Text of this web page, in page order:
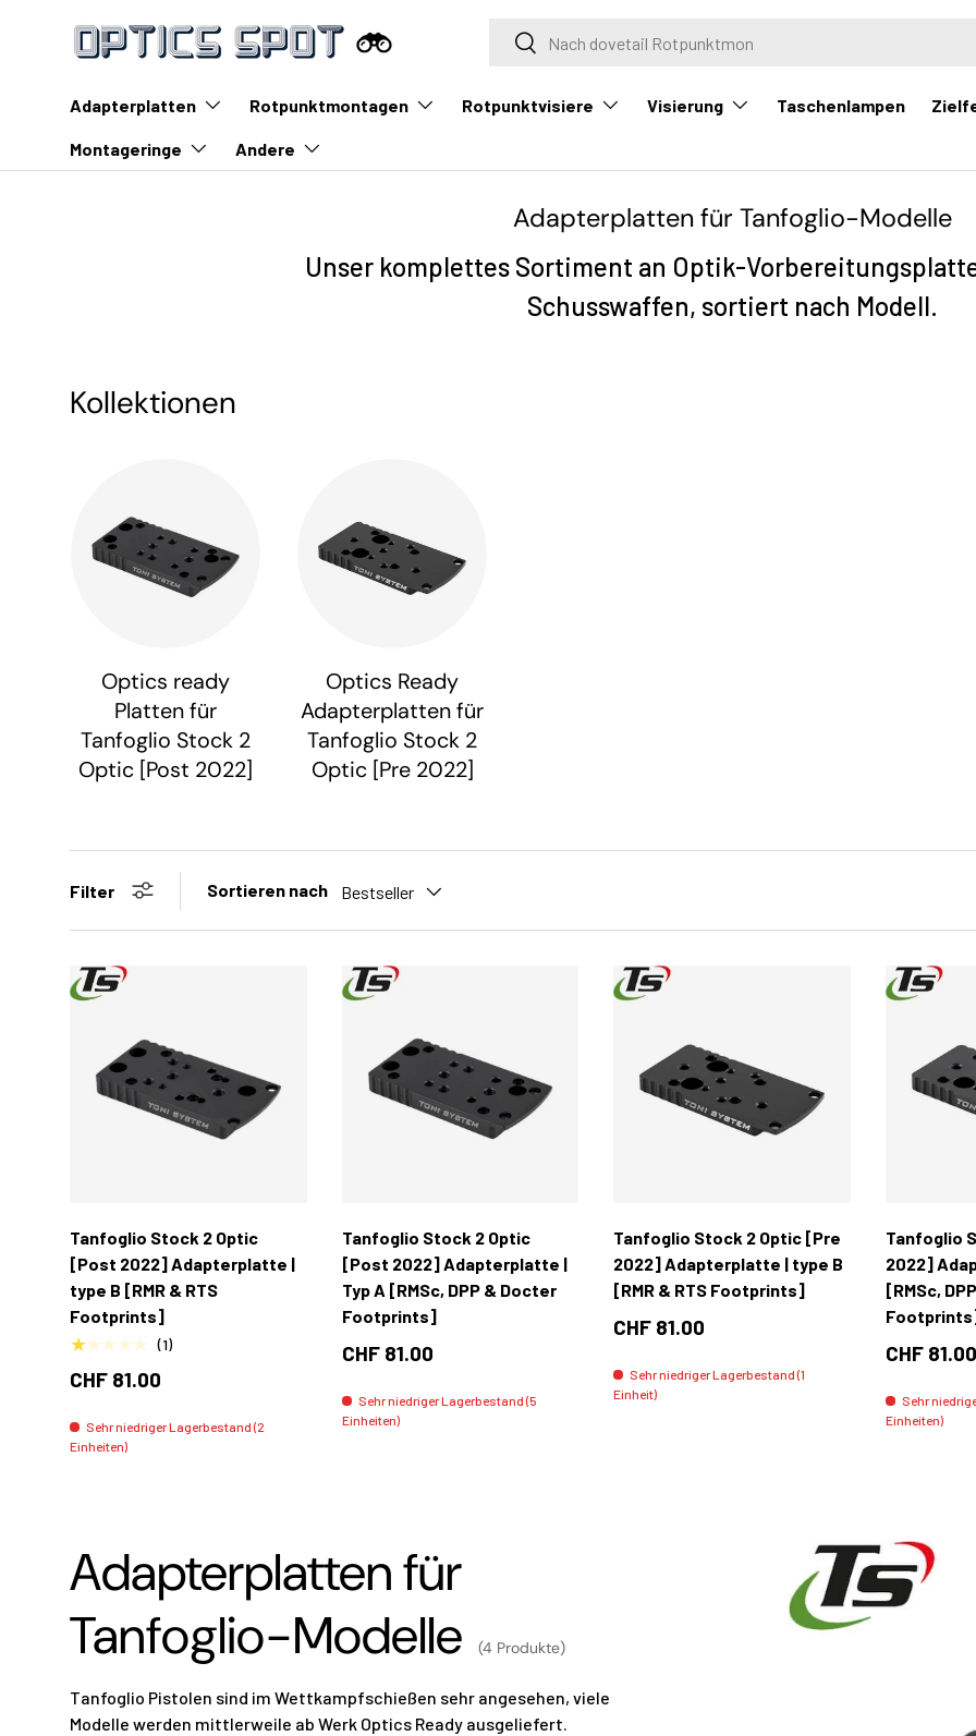
Zum Inhalt springen Suche
Suche
Adapterplatten Rotpunktmontagen Rotpunktvisiere Visierung Taschenlampen
Montageringe Andere
Adapterplatten für Tanfoglio-Modelle
Unser komplettes Sortiment an Optik-
Schusswaffen, sortiert nach Modell.
Kollektionen
Optics ready
Platten für
Tanfoglio Stock 2
Optic [Post 2022]
Optics Ready
Adapterplatten für
Tanfoglio Stock 2
Optic [Pre 2022]
Filter Sortieren nach Bestseller
Tanfoglio Stock 2 Optic
[Post 2022] Adapterplatte |
type B [RMR & RTS
Footprints]
★★★★★ (1)
CHF 81.00
Sehr niedriger Lagerbestand (2
Einheiten)
Tanfoglio Stock 2 Optic
[Post 2022] Adapterplatte |
Typ A [RMSc, DPP & Docter
Footprints]
CHF 81.00
Sehr niedriger Lagerbestand (5
Einheiten)
Tanfoglio Stock 2 Optic [Pre
2022] Adapterplatte | type B
[RMR & RTS Footprints]
CHF 81.00
Sehr niedriger Lagerbestand (1
Einheit)
Tanfoglio
2022]
[RMSc,
CHF 81.00
Sehr
Einheiten)
Adapterplatten für
Tanfoglio-Modelle
(4 Produkte)
Tanfoglio Pistolen sind im Wettkampfschießen sehr angesehen, viele
Modelle werden mittlerweile ab Werk Optics Ready ausgeliefert.